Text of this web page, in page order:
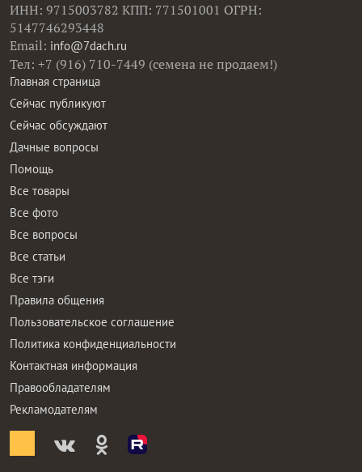
ИНН: 9715003782 КПП: 771501001 ОГРН:
5147746293448
Email: info@7dach.ru
Тел: +7 (916) 710-7449 (семена не продаем!)
Главная страница
Сейчас публикуют
Сейчас обсуждают
Дачные вопросы
Помощь
Все товары
Все фото
Все вопросы
Все статьи
Все тэги
Правила общения
Пользовательское соглашение
Политика конфиденциальности
Контактная информация
Правообладателям
Рекламодателям